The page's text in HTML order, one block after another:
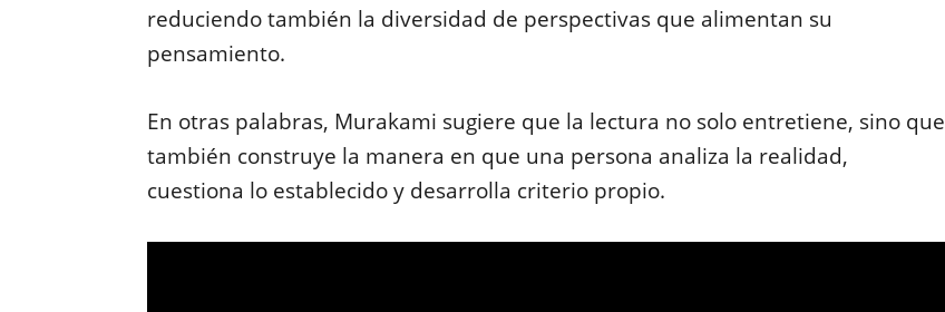
reduciendo también la diversidad de perspectivas que alimentan su
pensamiento.
En otras palabras, Murakami sugiere que la lectura no solo entretiene, sino que
también construye la manera en que una persona analiza la realidad,
cuestiona lo establecido y desarrolla criterio propio.